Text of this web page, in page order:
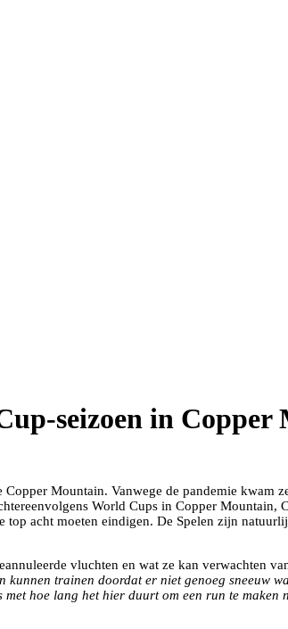
seizoen in Copper
Mountain. Vanwege de pandemie kwam
World Cups in Copper
acht moeten eindigen. De Spelen zijn
vluchten en wat ze kan verwachten
trainen doordat er niet genoeg sneeuw
hoe lang het hier duurt om een run te